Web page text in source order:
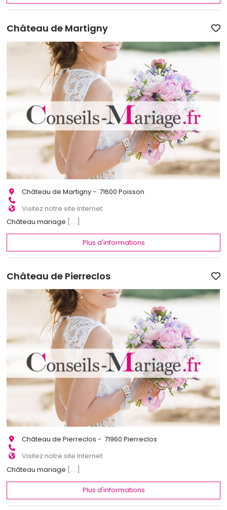
Château de Martigny
Château de Martigny - 71600 Poisson
Visitez notre site Internet
Château mariage [...]
Plus d'informations
Château de Pierreclos
Château de Pierreclos - 71960 Pierreclos
Visitez notre site Internet
Château mariage [...]
Plus d'informations